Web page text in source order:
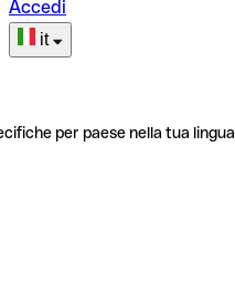
Accedi
it
per paese nella tua lingua